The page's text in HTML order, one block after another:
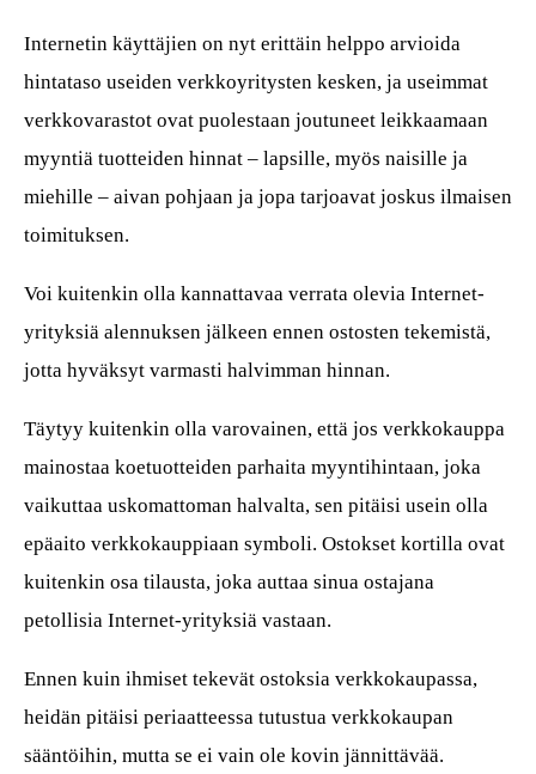
Internetin käyttäjien on nyt erittäin helppo arvioida
hintataso useiden verkkoyritysten kesken, ja useimmat
verkkovarastot ovat puolestaan joutuneet leikkaamaan
myyntiä tuotteiden hinnat – lapsille, myös naisille ja
miehille – aivan pohjaan ja jopa tarjoavat joskus ilmaisen
toimituksen.
Voi kuitenkin olla kannattavaa verrata olevia Internet-
yrityksiä alennuksen jälkeen ennen ostosten tekemistä,
jotta hyväksyt varmasti halvimman hinnan.
Täytyy kuitenkin olla varovainen, että jos verkkokauppa
mainostaa koetuotteiden parhaita myyntihintaan, joka
vaikuttaa uskomattoman halvalta, sen pitäisi usein olla
epäaito verkkokauppiaan symboli. Ostokset kortilla ovat
kuitenkin osa tilausta, joka auttaa sinua ostajana
petollisia Internet-yrityksiä vastaan.
Ennen kuin ihmiset tekevät ostoksia verkkokaupassa,
heidän pitäisi periaatteessa tutustua verkkokaupan
sääntöihin, mutta se ei vain ole kovin jännittävää.